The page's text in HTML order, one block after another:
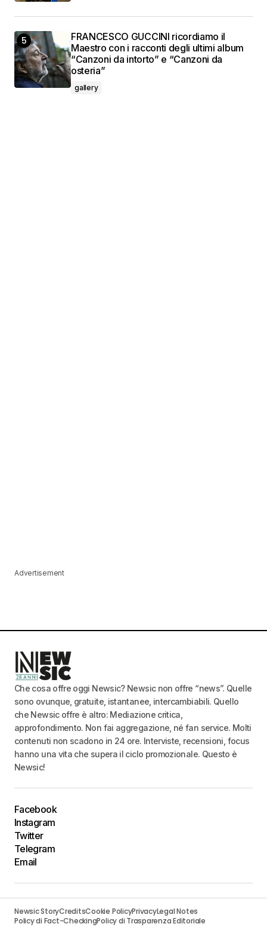
FRANCESCO GUCCINI ricordiamo il
Maestro con i racconti degli ultimi album
“Canzoni da intorto” e “Canzoni da
osteria”
gallery
Advertisement
Che cosa offre oggi Newsic? Newsic non offre “news”. Quelle
sono ovunque, gratuite, istantanee, intercambiabili. Quello
che Newsic offre è altro: Mediazione critica,
approfondimento. Non fai aggregazione, né fan service. Molti
contenuti non scadono in 24 ore. Interviste, recensioni, focus
hanno una vita che supera il ciclo promozionale. Questo è
Newsic!
Facebook
Instagram
Twitter
Telegram
Email
Newsic StoryCreditsCookie PolicyPrivacyLegal Notes
Policy di Fact-CheckingPolicy di Trasparenza Editoriale